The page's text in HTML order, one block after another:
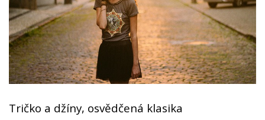
Tričko a džíny, osvědčená klasika